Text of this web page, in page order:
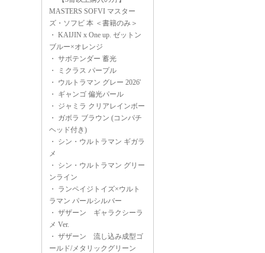
MASTERS SOFVI マスター
ズ・ソフビ 本 ＜書籍のみ＞
・ KAIJIN x One up. ゼットン
ブルー×オレンジ
・ サボテンダー 蓄光
・
ミクラス パープル
・ ウルトラマン グレー 2026'
・ ギャンゴ 偏光パール
・ ジャミラ クリアレインボー
・ ガボラ ブラウン (コンパチ
ヘッド付き)
・ シン・ウルトラマン ギガラ
メ
・ シン・ウルトラマン グリー
ンライン
・ ランペイジトイズ×ウルト
ラマン パールシルバー
・ ザザーン ギャラクシーラ
メ Ver.
・ ザザーン 流し込み成型ゴ
ールド/メタリックグリーン